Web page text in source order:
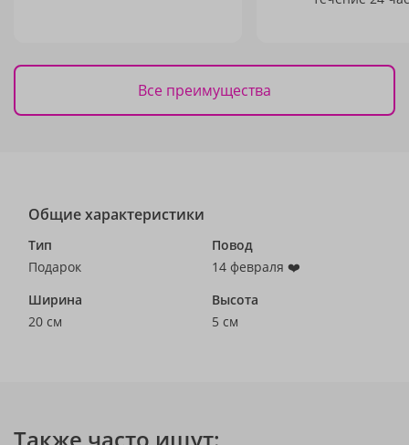
Все преимущества
Общие характеристики
Тип
Подарок
Повод
14 февраля ❤️
Ширина
20 см
Высота
5 см